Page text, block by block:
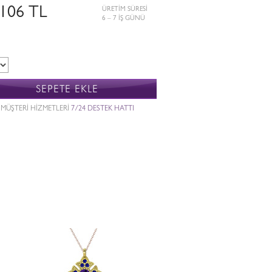
TL
ÜRETİM SÜRESİ
6 – 7 İŞ GÜNÜ
SEPETE EKLE
MÜŞTERİ HİZMETLERİ 7/24 DESTEK HATTI